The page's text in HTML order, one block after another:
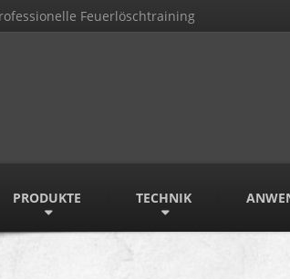
Feuerlöschtraining
PRODUKTE TECHNIK